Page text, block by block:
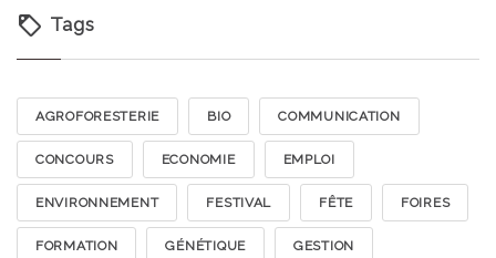
Tags
AGROFORESTERIE BIO COMMUNICATION
CONCOURS ECONOMIE EMPLOI
ENVIRONNEMENT FESTIVAL FÊTE FOIRES
FORMATION GÉNÉTIQUE GESTION